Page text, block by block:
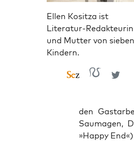
Ellen Kositza ist
Literatur-Redakteurin
und Mutter von sieben
Kindern.
den
Sau­ma­gen,
»Hap­py